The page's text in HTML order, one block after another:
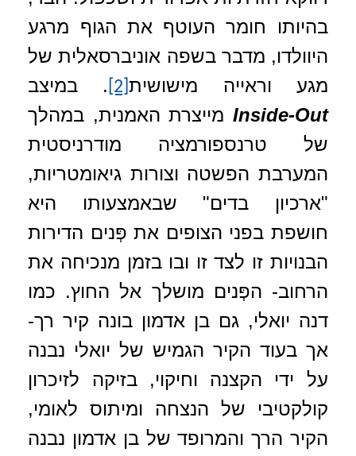
בהיותו חומר העוטף את הגוף מרגע
היוולדו, מדבר בשפה אוניברסאלית של
מגע וראייה מישושית[2] . במיצב
Inside-Out מייצרת האמנית, במהלך
של טרנספורמציה מודרניסטית
המערבת הפשטה וצורות גיאומטריות,
"ארכיון בדים" שבאמצעותו היא
חושפת בפני הצופים את פְּנים הדירות
הבנויות זו לצד זו ובו בזמן מנכיחה את
הרחוב- הפְּנים מושלך אל החוץ. כמו
דנה יואלי, גם בן אדמון בונה קיר רך-
אך בעוד הקיר הגמיש של יואלי נבנה
על ידי הקצנה וחיקוי, בזיקה לזיכרון
קולקטיבי של הנצחה ומיתוס לאומי,
הקיר הרך והמרופד של בן אדמון נבנה